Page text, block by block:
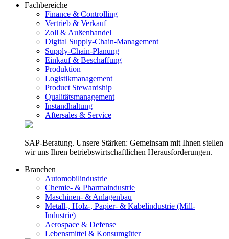
Fachbereiche
Finance & Controlling
Vertrieb & Verkauf
Zoll & Außenhandel
Digital Supply-Chain-Management
Supply-Chain-Planung
Einkauf & Beschaffung
Produktion
Logistikmanagement
Product Stewardship
Qualitätsmanagement
Instandhaltung
Aftersales & Service
SAP-Beratung. Unsere Stärken: Gemeinsam mit Ihnen stellen
wir uns Ihren betriebswirtschaftlichen Herausforderungen.
Branchen
Automobilindustrie
Chemie- & Pharmaindustrie
Maschinen- & Anlagenbau
Metall-, Holz-, Papier- & Kabelindustrie (Mill-
Industrie)
Aerospace & Defense
Lebensmittel & Konsumgüter